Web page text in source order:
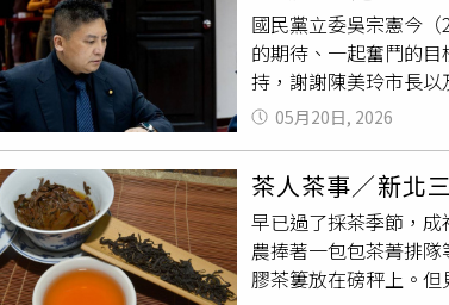
稱「瘟神」，主宰疾
損人丁。若遇此方位
葫蘆、六帝錢、羅盤
中午11點至13點用碗
淨出去，可驅除陰煞
水」，取一綠色（榕
再灑淨至下一層樓，
身：「端午節」當天
吉避凶；若到陰氣較
澡：「端午節」當天
國民黨立委吳宗憲今
的期待、一起奮鬥的
持，謝謝陳美玲市長
朋友；沒有遊覽車、
造勢懇託，獻給最深
蘭，更在宜蘭奮鬥，
以有更多機會，希望
憲續指，這3年，自己
設，也推動財劃法修
吳宗憲說，自己提出
05月20日, 2026
茶人茶事／新北
早已過了採茶季節，
農捧著一包包茶菁排
膠茶簍放在磅秤上。